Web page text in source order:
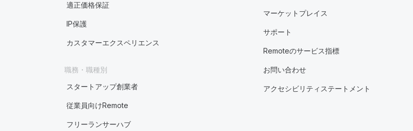
適正価格保証
IP保護
カスタマーエクスペリエンス
職務・職種別
スタートアップ創業者
従業員向けRemote
フリーランサーハブ
マーケットプレイス
サポート
Remoteのサービス指標
お問い合わせ
アクセシビリティステートメント